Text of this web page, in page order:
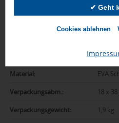
✔ Geht
Cookies ablehnen
37,5 x
240 g
Material: EVA
Verpackungsabm.: 18 x
Verpackungsgewicht: 1,9 kg